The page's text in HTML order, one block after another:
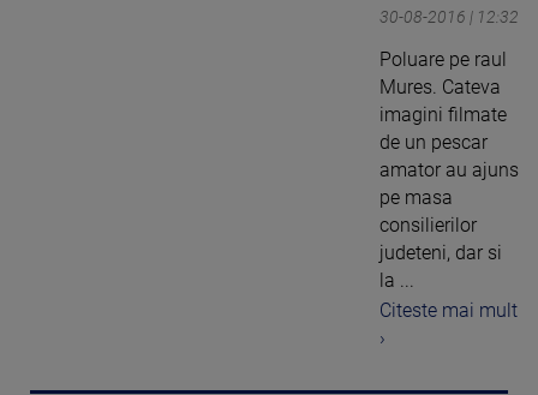
30-08-2016 | 12:32
Poluare pe raul
Mures. Cateva
imagini filmate
de un pescar
amator au ajuns
pe masa
consilierilor
judeteni, dar si
la ...
Citeste mai mult
›